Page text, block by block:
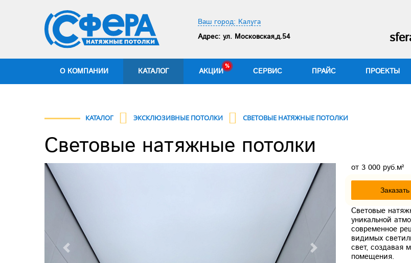
Ваш город: Калуга
Адрес: ул. Московская,д.54
О КОМПАНИИ КАТАЛОГ АКЦИИ СЕРВИС ПРАЙС ПРОЕКТЫ
КАТАЛОГ ЭКСКЛЮЗИВНЫЕ ПОТОЛКИ СВЕТОВЫЕ НАТЯЖНЫЕ ПОТОЛКИ
Световые натяжные потолки
Previous Next
от 3 000 руб.м²
Заказать
Световые
уникальной
современное
видимых
свет, создавая
помещения.